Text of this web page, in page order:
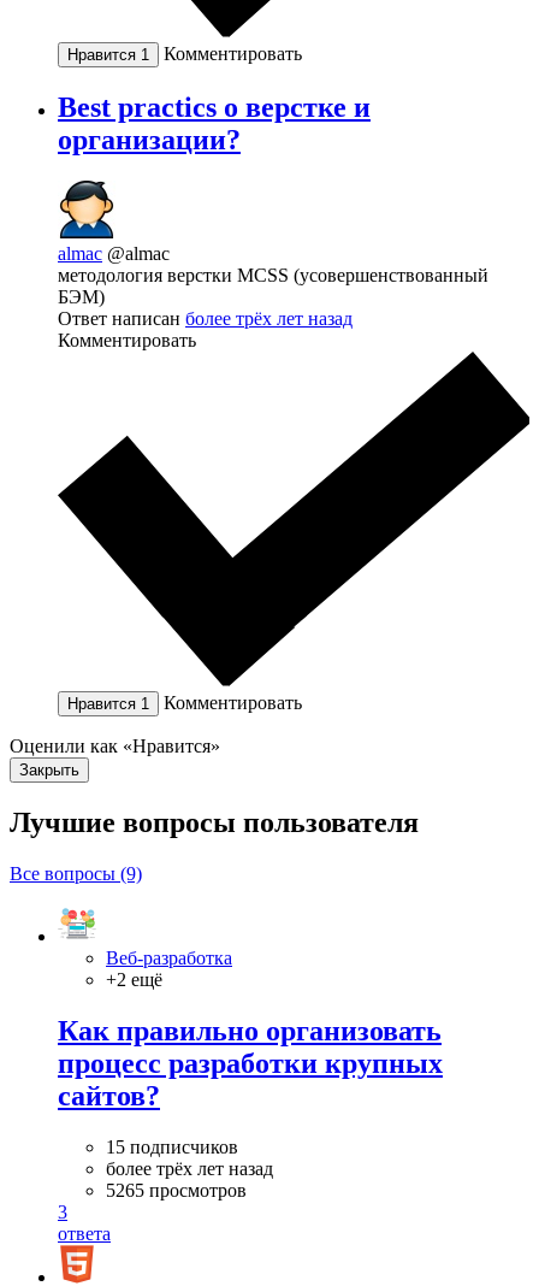
Нравится 1 Комментировать
Best practics о верстке и
организации?
almac @almac
методология верстки MCSS (усовершенствованный
БЭМ)
Ответ написан более трёх лет назад
Комментировать
Нравится 1 Комментировать
Оценили как «Нравится»
Закрыть
Лучшие вопросы пользователя
Все вопросы (9)
Веб-разработка
+2 ещё
Как правильно организовать
процесс разработки крупных
сайтов?
15 подписчиков
более трёх лет назад
5265 просмотров
3
ответа